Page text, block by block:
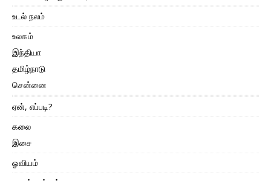
உடல் நலம்
உலகம்
இந்தியா
தமிழ்நாடு
சென்னை
ஏன், எப்படி?
கலை
இசை
ஓவியம்